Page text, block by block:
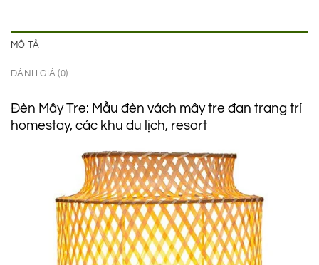
MÔ TẢ
ĐÁNH GIÁ (0)
Đèn Mây Tre: Mẫu đèn vách mây tre đan trang trí
homestay, các khu du lịch, resort